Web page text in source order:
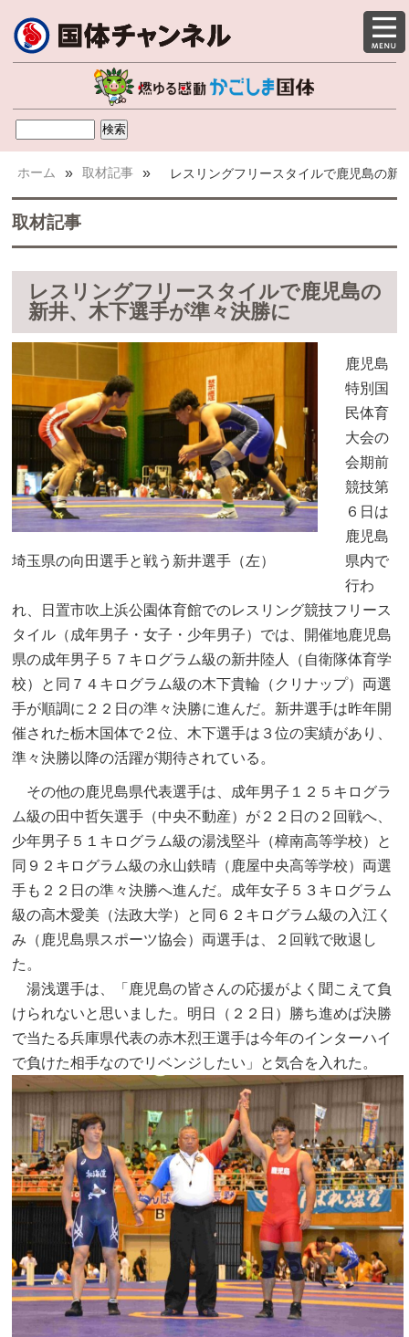
ホーム » 取材記事 » レスリングフリースタイルで鹿児島の新
取材記事
レスリングフリースタイルで鹿児島の
新井、木下選手が準々決勝に
埼玉県の向田選手と戦う新井選手（左）
鹿児島
特別国
民体育
大会の
会期前
競技第
６日は
鹿児島
県内で
行わ
れ、日置市吹上浜公園体育館でのレスリング競技フリース
タイル（成年男子・女子・少年男子）では、開催地鹿児島
県の成年男子５７キログラム級の新井陸人（自衛隊体育学
校）と同７４キログラム級の木下貴輪（クリナップ）両選
手が順調に２２日の準々決勝に進んだ。新井選手は昨年開
催された栃木国体で２位、木下選手は３位の実績があり、
準々決勝以降の活躍が期待されている。
その他の鹿児島県代表選手は、成年男子１２５キログラ
ム級の田中哲矢選手（中央不動産）が２２日の２回戦へ、
少年男子５１キログラム級の湯浅堅斗（樟南高等学校）と
同９２キログラム級の永山鉄晴（鹿屋中央高等学校）両選
手も２２日の準々決勝へ進んだ。成年女子５３キログラム
級の高木愛美（法政大学）と同６２キログラム級の入江く
み（鹿児島県スポーツ協会）両選手は、２回戦で敗退し
た。
湯浅選手は、「鹿児島の皆さんの応援がよく聞こえて負
けられないと思いました。明日（２２日）勝ち進めば決勝
で当たる兵庫県代表の赤木烈王選手は今年のインターハイ
で負けた相手なのでリベンジしたい」と気合を入れた。